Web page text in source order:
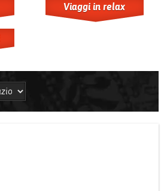
Viaggi in relax